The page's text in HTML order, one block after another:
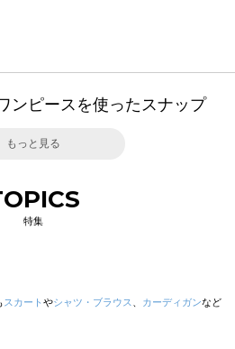
ンピースを使ったスナップ
もっと見る
特集
スカート やシャツ・ブラウス カーディガンなど